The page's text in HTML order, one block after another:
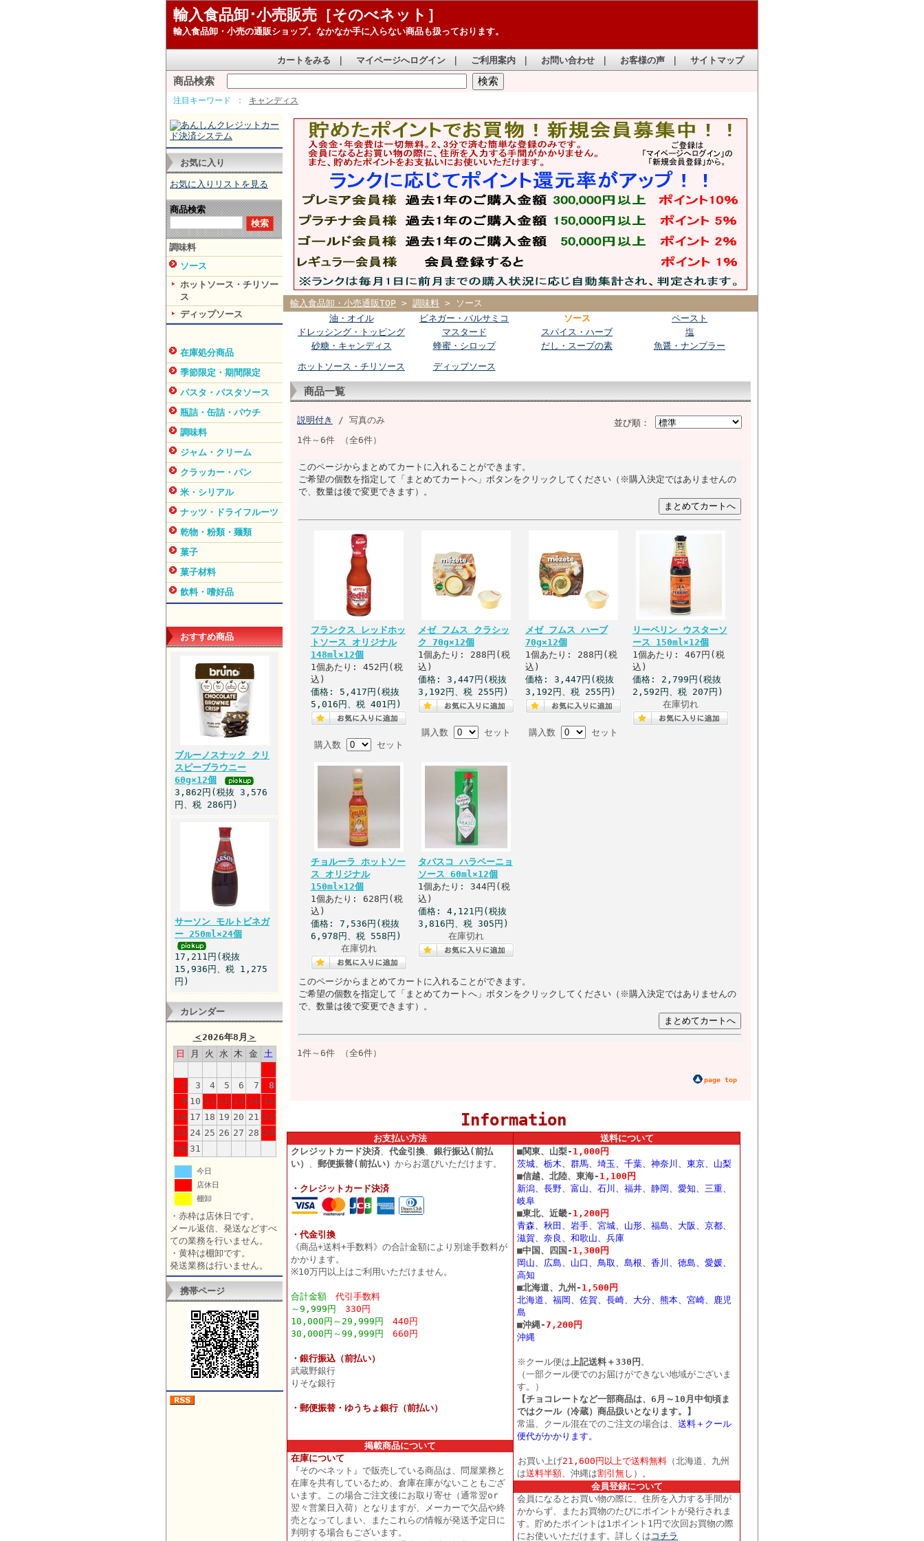
輸入食品卸･小売販売［そのべネット］
輸入食品卸・小売の通販ショップ。なかなか手に入らない商品も扱っております。
カートをみる マイページへログイン ご利用案内 お問い合わせ お客様の声 サイトマップ
商品検索
注目キーワード キャンディス
お気に入り
お気に入りリストを見る
商品検索
調味料
ソース
ホットソース・チリソー
ス
ディップソース
在庫処分商品
季節限定・期間限定
パスタ・パスタソース
瓶詰・缶詰・パウチ
調味料
ジャム・クリーム
クラッカー・パン
米・シリアル
ナッツ・ドライフルーツ
乾物・粉類・麺類
菓子
菓子材料
飲料・嗜好品
おすすめ商品
ブルーノスナック クリ
スピーブラウニー
60g×12個
3,862円(税抜 3,576
円、税 286円)
サーソン モルトビネガ
ー 250ml×24個
17,211円(税抜
15,936円、税 1,275
円)
カレンダー
＜ 2026年8月 ＞
日
月 火 水 木 金
土
1
2
3 4 5 6 7
8
9 10 11 12 13 14 15
16 17 18 19 20 21
22
23 24 25 26 27 28 29
30 31
今日
店休日
棚卸
・赤枠は店休日です。
メール返信、発送などすべ
ての業務を行いません。
・黄枠は棚卸です。
発送業務は行いません。
携帯ページ
輸入食品卸・小売通販TOP > 調味料 > ソース
油・オイル
ビネガー・バルサミコ ソース
ペースト
ドレッシング・トッピング
マスタード スパイス・ハーブ
塩
砂糖・キャンディス
蜂蜜・シロップ だし・スープの素
魚醤・ナンプラー
ホットソース・チリソース
ディップソース
商品一覧
並び順：
説明付き
/ 写真のみ
1件～6件 （全6件）
このページからまとめてカートに入れることができます。
ご希望の個数を指定して「まとめてカートへ」ボタンをクリックしてください（※購入決定ではありませんの
で、数量は後で変更できます）。
フランクス レッドホッ
トソース オリジナル
148ml×12個
1個あたり: 452円(税
込)
価格: 5,417円(税抜
5,016円、税 401円)
購入数 セット
メゼ フムス クラシッ
ク 70g×12個
1個あたり: 288円(税
込)
価格: 3,447円(税抜
3,192円、税 255円)
購入数 セット
メゼ フムス ハーブ
70g×12個
1個あたり: 288円(税
込)
価格: 3,447円(税抜
3,192円、税 255円)
購入数 セット
リーペリン ウスターソ
ース 150ml×12個
1個あたり: 467円(税
込)
価格: 2,799円(税抜
2,592円、税 207円)
在庫切れ
チョルーラ ホットソー
ス オリジナル
150ml×12個
1個あたり: 628円(税
込)
価格: 7,536円(税抜
6,978円、税 558円)
在庫切れ
タバスコ ハラペーニョ
ソース 60ml×12個
1個あたり: 344円(税
込)
価格: 4,121円(税抜
3,816円、税 305円)
在庫切れ
このページからまとめてカートに入れることができます。
ご希望の個数を指定して「まとめてカートへ」ボタンをクリックしてください（※購入決定ではありませんの
で、数量は後で変更できます）。
1件～6件 （全6件）
page top
Information
お支払い方法
送料について
クレジットカード決済、 代金引換、 銀行振込(前払
い） 、 郵便振替(前払い） からお選びいただけます。
・クレジットカード決済
・代金引換
《商品+送料+手数料》の合計金額により別途手数料が
かかります。
※10万円以上はご利用いただけません。
合計金額
代引手数料
～9,999円
330円
10,000円～29,999円
440円
30,000円～99,999円
660円
・銀行振込（前払い）
武蔵野銀行
りそな銀行
・郵便振替・ゆうちょ銀行（前払い）
掲載商品について
在庫について
『そのべネット』で販売している商品は、問屋業務と
在庫を共有しているため、倉庫在庫がないこともござ
います。この場合ご注文後にお取り寄せ（通常翌or
翌々営業日入荷）となりますが、メーカーで欠品や終
売となってしまい、またこれらの情報が発送予定日に
判明する場合もございます。
■関東、山梨- 1,000円
茨城、栃木、群馬、埼玉、千葉、神奈川、東京、山梨
■信越、北陸、東海- 1,100円
新潟、長野、富山、石川、福井、静岡、愛知、三重、
岐阜
■東北、近畿- 1,200円
青森、秋田、岩手、宮城、山形、福島、大阪、京都、
滋賀、奈良、和歌山、兵庫
■中国、四国- 1,300円
岡山、広島、山口、鳥取、島根、香川、徳島、愛媛、
高知
■北海道、九州- 1,500円
北海道、福岡、佐賀、長崎、大分、熊本、宮崎、鹿児
島
■沖縄-7,200円
沖縄
※クール便は上記送料＋330円 。
（一部クール便でのお届けができない地域がございま
す。）
【チョコレートなど一部商品は、6月～10月中旬頃ま
ではクール（冷蔵）商品扱いとなります。】
常温、クール混在でのご注文の場合は、 送料＋クール
便代がかかります。
お買い上げ21,600円以上で送料無料 （北海道、九州
は送料半額、沖縄は割引無し ）。
会員登録について
会員になるとお買い物の際に、住所を入力する手間が
かからず、またお買物のたびにポイントが発行されま
す。貯めたポイントは1ポイント1円で次回お買物の際
にお使いいただけます。詳しくは コチラ